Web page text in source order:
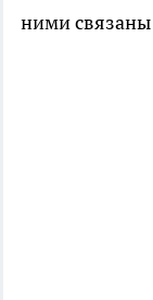
ними